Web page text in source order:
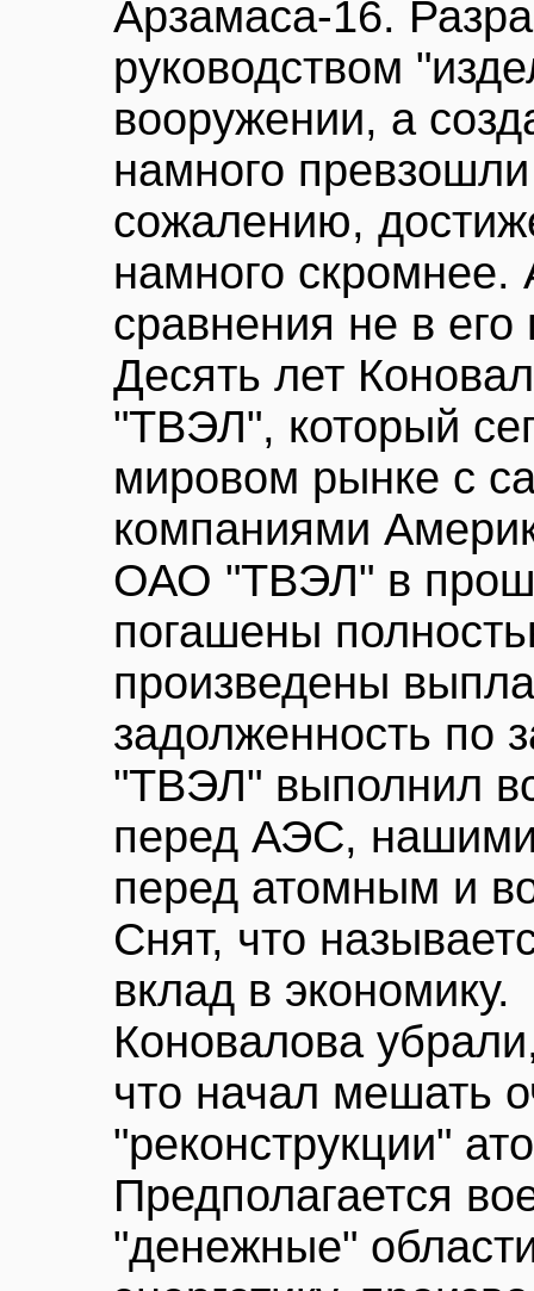
Арзамаса-16.
руководством
вооружении, а
намного
сожалению,
намного
сравнения не в его
Десять лет
"ТВЭЛ", который
мировом рынке с
компаниями
ОАО "ТВЭЛ" в
погашены
произведены
задолженность по
"ТВЭЛ" выполнил
перед АЭС,
перед атомным и
Снят, что
вклад в экономику.
Коновалова
что начал мешать
"реконструкции"
Предполагается
"денежные"